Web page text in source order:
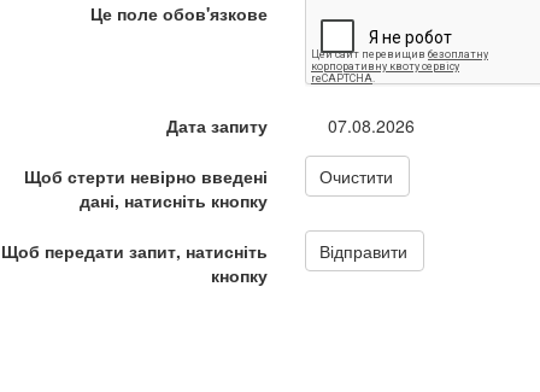
Це поле обов'язкове
Дата запиту 07.08.2026
Щоб стерти невірно введені
дані, натисніть кнопку
Очистити
Щоб передати запит, натисніть
кнопку
Відправити